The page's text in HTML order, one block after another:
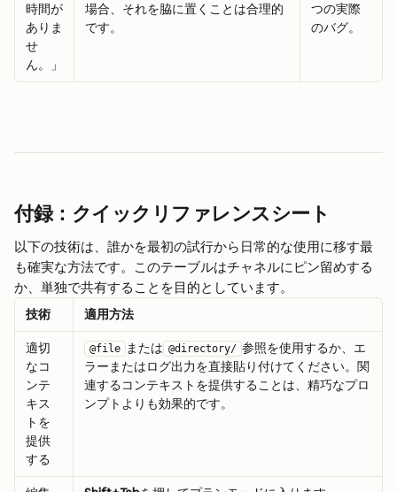
時間が
ありま
せ
ん。」
場合、それを脇に置くことは合理的
です。
つの実際
のバグ。
付録：クイックリファレンスシート
以下の技術は、誰かを最初の試行から日常的な使用に移す最
も確実な方法です。このテーブルはチャネルにピン留めする
か、単独で共有することを目的としています。
技術 適用方法
適切
なコ
ンテ
キス
トを
提供
する
@file または @directory/ 参照を使用するか、エ
ラーまたはログ出力を直接貼り付けてください。関
連するコンテキストを提供することは、精巧なプロ
ンプトよりも効果的です。